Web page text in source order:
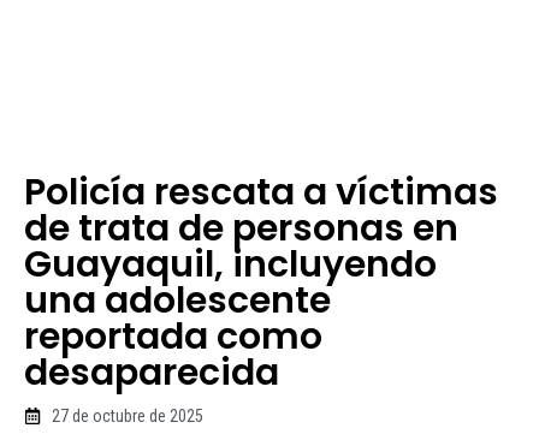
Policía rescata a víctimas
de trata de personas en
Guayaquil, incluyendo
una adolescente
reportada como
desaparecida
27 de octubre de 2025